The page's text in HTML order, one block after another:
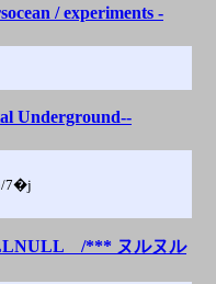
/ experiments -
Underground--
7�j
/*** ヌルヌル